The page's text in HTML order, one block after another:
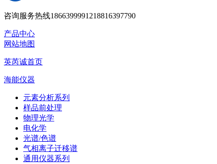
咨询服务热线1866399991218816397790
产品中心
网站地图
英芮诚首页
海能仪器
元素分析系列
样品前处理
物理光学
电化学
光谱/色谱
气相离子迁移谱
通用仪器系列